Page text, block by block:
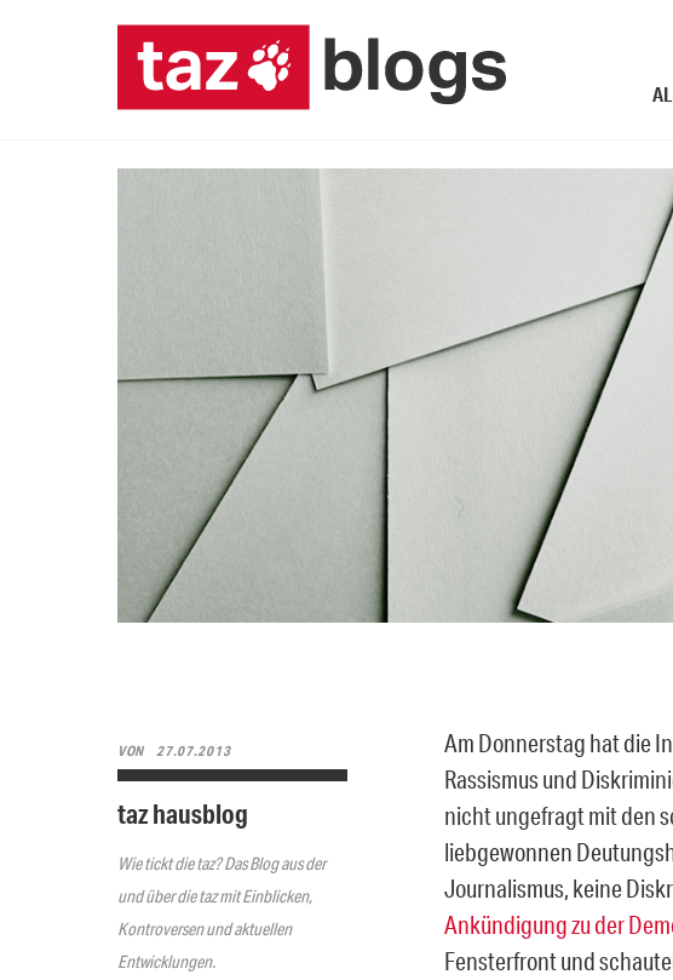
VON 27.07.2013
taz hausblog
Wie tickt die taz? Das Blog aus der
und über die taz mit Einblicken,
Kontroversen und aktuellen
Entwicklungen.
Am Donnerstag hat die
Rassismus und
nicht ungefragt mit den
liebgewonnen
Journalismus, keine
Ankündigung zu der
Fensterfront und